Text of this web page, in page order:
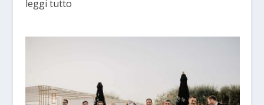
leggi tutto